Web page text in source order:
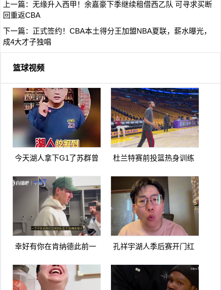
上一篇： 无缘升入西甲！余嘉豪下季继续租借西乙队 可寻求买断
回重返CBA
下一篇： 正式签约！CBA本土得分王加盟NBA夏联，薪水曝光，
成4大才子独唱
篮球视频
今天湖人拿下G1了苏群曾
杜兰特赛前投篮热身训练
幸好有你在肯纳德此前一
确实很大
孔祥宇湖人季后赛开门红
根本不行